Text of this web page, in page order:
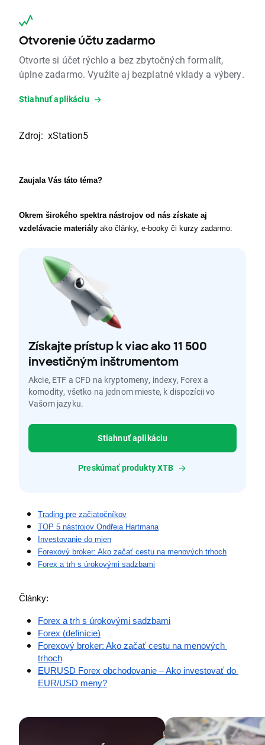
Otvorenie účtu zadarmo
Otvorte si účet rýchlo a bez zbytočných formalít,
úplne zadarmo. Využite aj bezplatné vklady a výbery.
Stiahnuť aplikáciu
Zdroj: xStation5
Zaujala Vás táto téma?
Okrem širokého spektra nástrojov od nás získate aj
vzdelávacie materiály ako články, e-booky či kurzy zadarmo:
Získajte prístup k viac ako 11 500
investičným inštrumentom
Akcie, ETF a CFD na kryptomeny, indexy, Forex a
komodity, všetko na jednom mieste, k dispozícii vo
Vašom jazyku.
Stiahnuť aplikáciu
Preskúmať produkty XTB
Trading pre začiatočníkov
TOP 5 nástrojov Ondřeja Hartmana
Investovanie do mien
Forexový broker: Ako začať cestu na menových trhoch
Forex a trh s úrokovými sadzbami
Články:
Forex a trh s úrokovými sadzbami
Forex (definície)
Forexový broker: Ako začať cestu na menových
trhoch
EURUSD Forex obchodovanie – Ako investovať do
EUR/USD meny?